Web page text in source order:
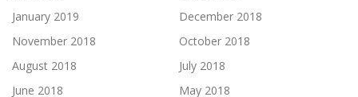
January 2019
December 2018
November 2018
October 2018
August 2018
July 2018
June 2018
May 2018